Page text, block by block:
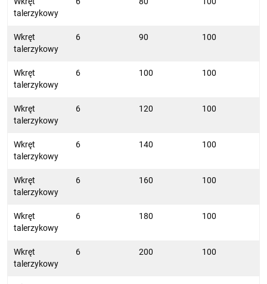
talerzykowy
Wkręt
talerzykowy
6 90 100
Wkręt
talerzykowy
6 100 100
Wkręt
talerzykowy
6 120 100
Wkręt
talerzykowy
6 140 100
Wkręt
talerzykowy
6 160 100
Wkręt
talerzykowy
6 180 100
Wkręt
talerzykowy
6 200 100